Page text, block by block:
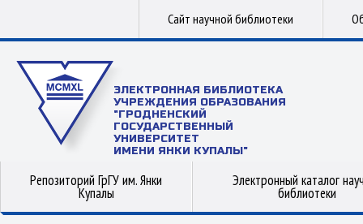
Сайт научной библиотеки
ЭЛЕКТРОННАЯ БИБЛИОТЕКА
УЧРЕЖДЕНИЯ ОБРАЗОВАНИЯ
"ГРОДНЕНСКИЙ
ГОСУДАРСТВЕННЫЙ
УНИВЕРСИТЕТ
ИМЕНИ ЯНКИ КУПАЛЫ"
Репозиторий ГрГУ им. Янки
Купалы
Электронный каталог
библиотеки